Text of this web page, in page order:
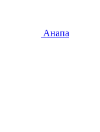
Анапа